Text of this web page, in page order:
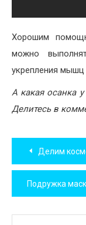
Хорошим
можно
укрепления мышц
А какая осанка
Делитесь в
по
записям
Делим